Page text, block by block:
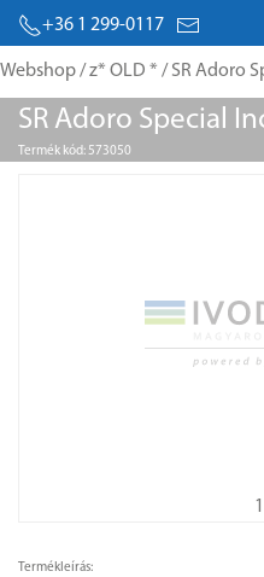
+36 1 299-0117
Webshop/z* OLD * / SR Adoro
SR Adoro Special
Termék kód: 573050
1
Termékleírás: